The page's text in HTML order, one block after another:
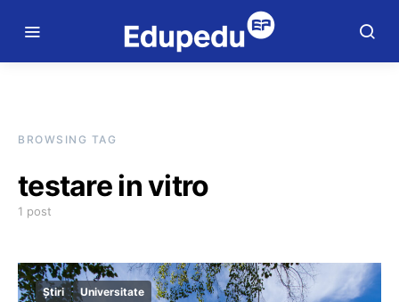
BROWSING TAG
testare in vitro
1 post
Știri Universitate